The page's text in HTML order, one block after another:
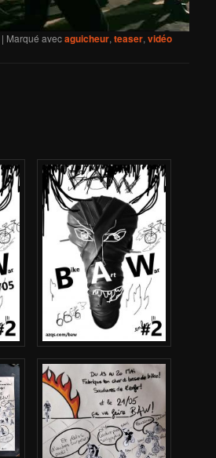
| Marqué avecaguicheur,teaser,vidéo